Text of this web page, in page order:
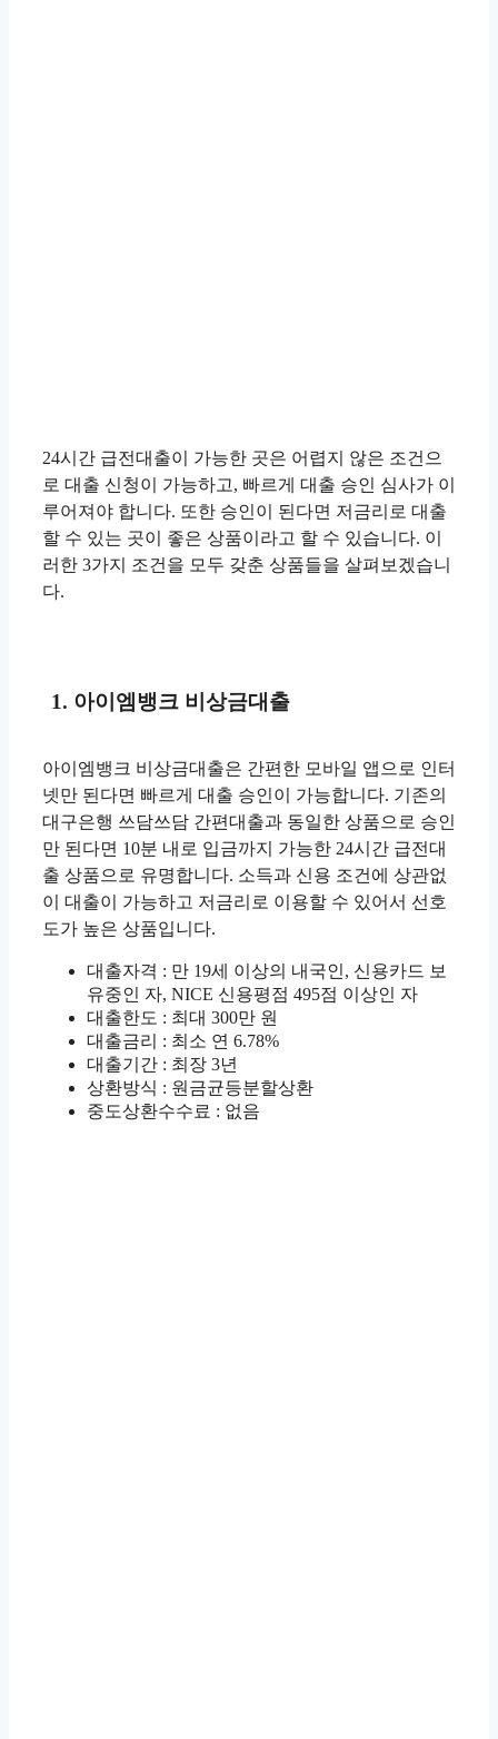
24시간 급전대출이 가능한 곳은 어렵지 않은 조건으
로 대출 신청이 가능하고, 빠르게 대출 승인 심사가 이
루어져야 합니다. 또한 승인이 된다면 저금리로 대출
할 수 있는 곳이 좋은 상품이라고 할 수 있습니다. 이
러한 3가지 조건을 모두 갖춘 상품들을 살펴보겠습니
다.
1. 아이엠뱅크 비상금대출
아이엠뱅크 비상금대출은 간편한 모바일 앱으로 인터
넷만 된다면 빠르게 대출 승인이 가능합니다. 기존의
대구은행 쓰담쓰담 간편대출과 동일한 상품으로 승인
만 된다면 10분 내로 입금까지 가능한 24시간 급전대
출 상품으로 유명합니다. 소득과 신용 조건에 상관없
이 대출이 가능하고 저금리로 이용할 수 있어서 선호
도가 높은 상품입니다.
대출자격 : 만 19세 이상의 내국인, 신용카드 보
유중인 자, NICE 신용평점 495점 이상인 자
대출한도 : 최대 300만 원
대출금리 : 최소 연 6.78%
대출기간 : 최장 3년
상환방식 : 원금균등분할상환
중도상환수수료 : 없음